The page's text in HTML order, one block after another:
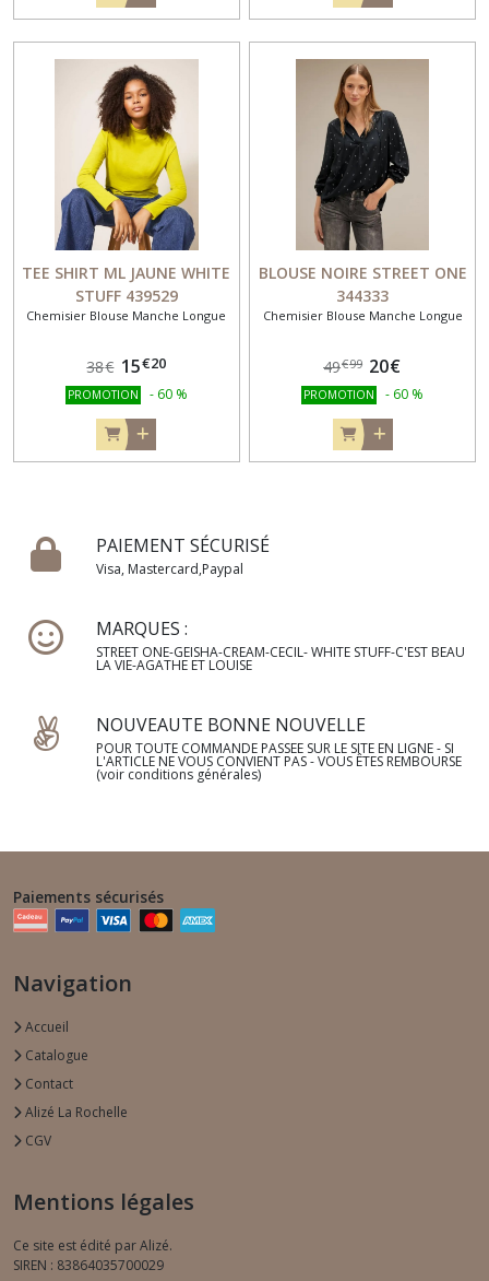
TEE SHIRT ML JAUNE WHITE
STUFF 439529
Chemisier Blouse Manche Longue
38€ 15€20
PROMOTION - 60 %
BLOUSE NOIRE STREET ONE
344333
Chemisier Blouse Manche Longue
49€99 20€
PROMOTION - 60 %
PAIEMENT SÉCURISÉ
Visa, Mastercard,Paypal
MARQUES :
STREET ONE-GEISHA-CREAM-CECIL- WHITE STUFF-C'EST BEAU
LA VIE-AGATHE ET LOUISE
NOUVEAUTE BONNE NOUVELLE
POUR TOUTE COMMANDE PASSEE SUR LE SITE EN LIGNE - SI
L'ARTICLE NE VOUS CONVIENT PAS - VOUS ÊTES REMBOURSE
(voir conditions générales)
Paiements sécurisés
Navigation
Accueil
Catalogue
Contact
Alizé La Rochelle
CGV
Mentions légales
Ce site est édité par Alizé.
SIREN : 83864035700029